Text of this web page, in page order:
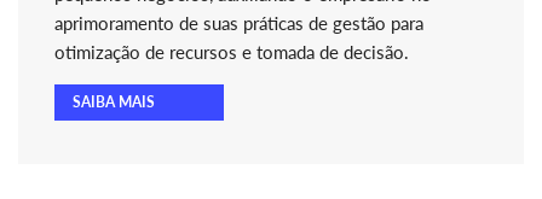
aprimoramento de suas práticas de gestão para
otimização de recursos e tomada de decisão.
SAIBA MAIS